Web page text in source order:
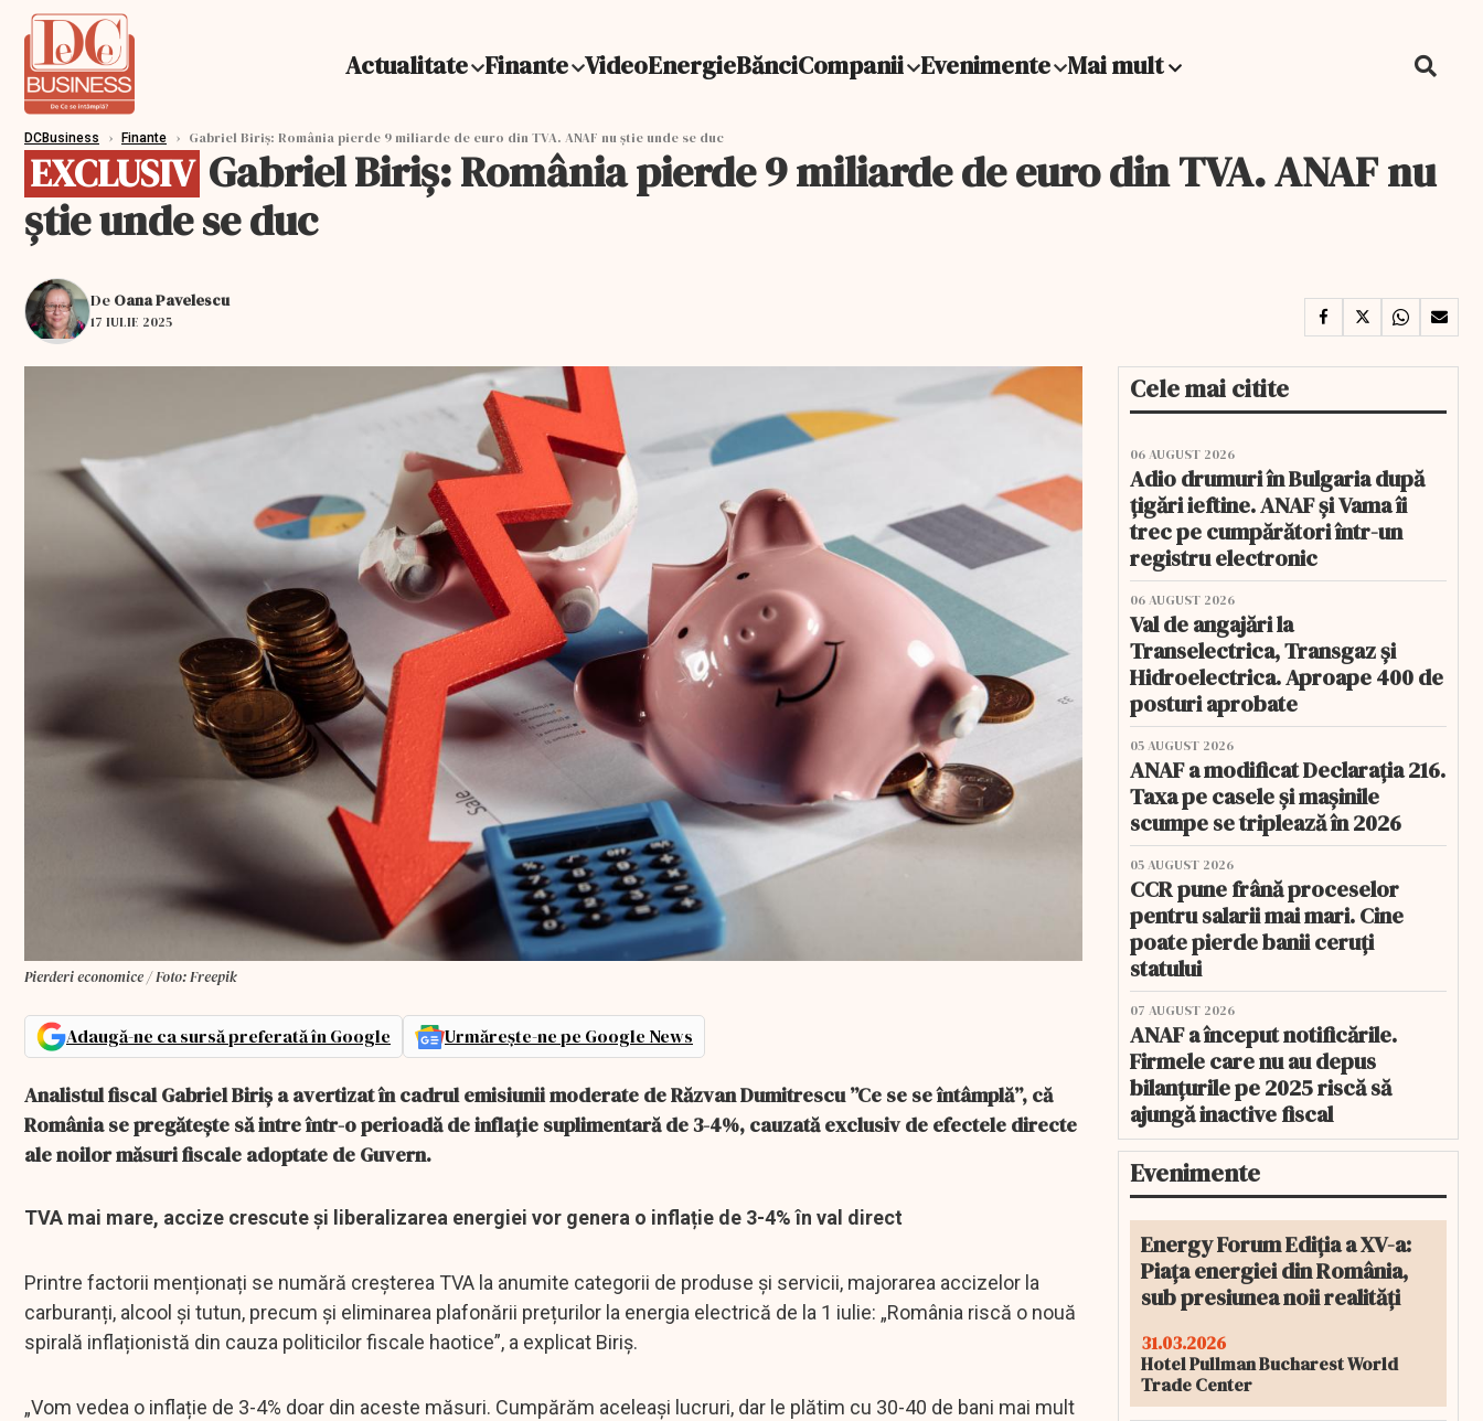
Actualitate Finante VideoEnergieBănciCompanii Evenimente Mai mult
DCBusiness › Finante › Gabriel Biriș: România pierde 9 miliarde de euro din TVA. ANAF nu știe unde se duc
EXCLUSIV Gabriel Biriș: România pierde 9 miliarde de euro din TVA. ANAF nu
știe unde se duc
De Oana Pavelescu
17 IULIE 2025
Pierderi economice / Foto: Freepik
Adaugă-ne ca sursă preferată în Google Urmărește-ne pe Google News
Analistul fiscal Gabriel Biriș a avertizat în cadrul emisiunii moderate de Răzvan Dumitrescu ”Ce se se întâmplă”, că
România se pregătește să intre într-o perioadă de inflație suplimentară de 3-4%, cauzată exclusiv de efectele directe
ale noilor măsuri fiscale adoptate de Guvern.
TVA mai mare, accize crescute și liberalizarea energiei vor genera o inflație de 3-4% în val direct
Printre factorii menționați se numără creșterea TVA la anumite categorii de produse și servicii, majorarea accizelor la
carburanți, alcool și tutun, precum și eliminarea plafonării prețurilor la energia electrică de la 1 iulie: „România riscă o nouă
spirală inflaționistă din cauza politicilor fiscale haotice”, a explicat Biriș.
„Vom vedea o inflație de 3-4% doar din aceste măsuri. Cumpărăm aceleași lucruri, dar le plătim cu 30-40 de bani mai mult
Cele mai citite
06 AUGUST 2026
Adio drumuri în Bulgaria după
țigări ieftine. ANAF și Vama îi
trec pe cumpărători într-un
registru electronic
06 AUGUST 2026
Val de angajări la
Transelectrica, Transgaz și
Hidroelectrica. Aproape 400 de
posturi aprobate
05 AUGUST 2026
ANAF a modificat Declarația 216.
Taxa pe casele și mașinile
scumpe se triplează în 2026
05 AUGUST 2026
CCR pune frână proceselor
pentru salarii mai mari. Cine
poate pierde banii ceruți
statului
07 AUGUST 2026
ANAF a început notificările.
Firmele care nu au depus
bilanțurile pe 2025 riscă să
ajungă inactive fiscal
Evenimente
Energy Forum Ediția a XV-a:
Piața energiei din România,
sub presiunea noii realități
31.03.2026
Hotel Pullman Bucharest World
Trade Center